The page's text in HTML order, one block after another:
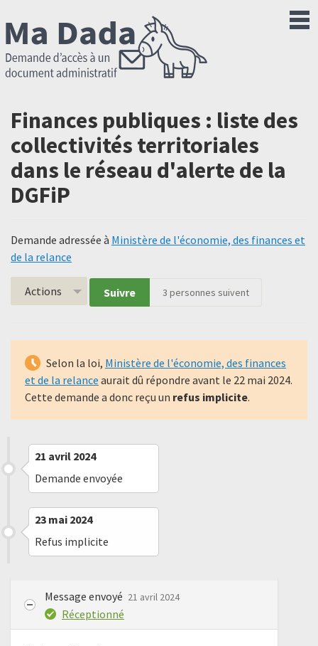
Finances publiques : liste des
collectivités territoriales
dans le réseau d'alerte de la
DGFiP
Demande adressée à Ministère de l'économie, des finances et
de la relance
Actions Suivre 3 personnes suivent
Selon la loi, Ministère de l'économie, des finances
et de la relance aurait dû répondre avant le 22 mai 2024.
Cette demande a donc reçu un refus implicite.
21 avril 2024
Demande envoyée
23 mai 2024
Refus implicite
Message envoyé 21 avril 2024
Réceptionné